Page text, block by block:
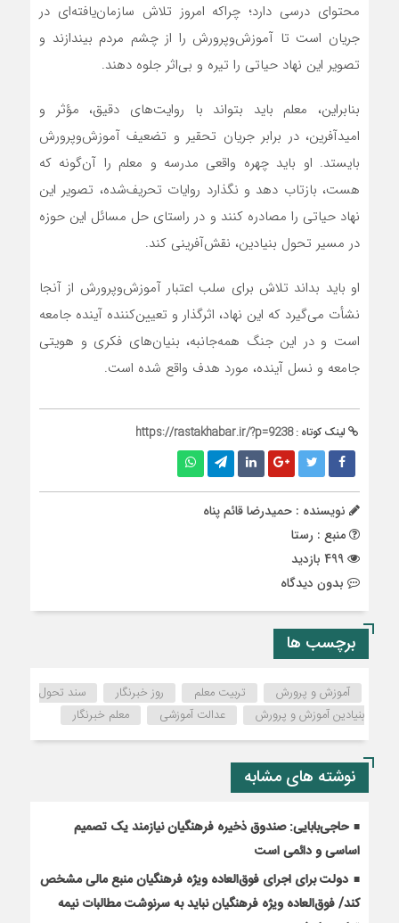
محتوای درسی دارد؛ چراکه امروز تلاش سازمان‌یافته‌ای در
جریان است تا آموزش‌وپرورش را از چشم مردم بیندازند و
تصویر این نهاد حیاتی را تیره و بی‌اثر جلوه دهند.
بنابراین، معلم باید بتواند با روایت‌های دقیق، مؤثر و
امیدآفرین، در برابر جریان تحقیر و تضعیف آموزش‌وپرورش
بایستد. او باید چهره واقعی مدرسه و معلم را آن‌گونه که
هست، بازتاب دهد و نگذارد روایات تحریف‌شده، تصویر این
نهاد حیاتی را مصادره کنند و در راستای حل مسائل این حوزه
در مسیر تحول بنیادین، نقش‌آفرینی کند.
او باید بداند تلاش برای سلب اعتبار آموزش‌وپرورش از آنجا
نشأت می‌گیرد که این نهاد، اثرگذار و تعیین‌کننده آینده جامعه
است و در این جنگ همه‌جانبه، بنیان‌های فکری و هویتی
جامعه و نسل آینده، مورد هدف واقع شده‌ است.
لینک کوتاه :https://rastakhabar.ir/?p=9238
نویسنده : حمیدرضا قائم پناه
منبع : رستا
بدون دیدگاه
برچسب ها
آموزش و پرورش تربیت معلم روز خبرنگار
سند تحول
بنیادین آموزش و پرورش
عدالت آموزشی معلم خبرنگار
نوشته های مشابه
حاجی‌بابایی: صندوق ذخیره فرهنگیان نیازمند یک تصمیم
اساسی و دائمی است
دولت برای اجرای فوق‌العاده ویژه فرهنگیان منبع مالی مشخص
کند/ فوق‌العاده ویژه فرهنگیان نباید به سرنوشت مطالبات نیمه‌